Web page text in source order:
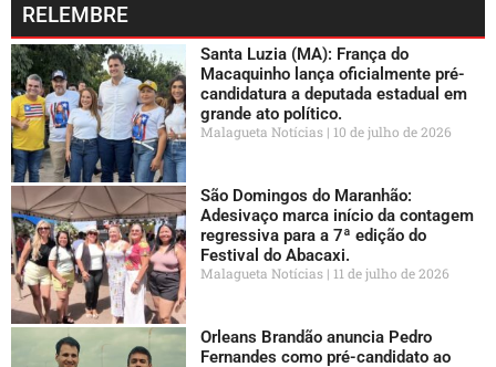
RELEMBRE
Santa Luzia (MA): França do
Macaquinho lança oficialmente pré-
candidatura a deputada estadual em
grande ato político.
Malagueta Notícias 10 de julho de 2026
São Domingos do Maranhão:
Adesivaço marca início da contagem
regressiva para a 7ª edição do
Festival do Abacaxi.
Malagueta Notícias 11 de julho de 2026
Orleans Brandão anuncia Pedro
Fernandes como pré-candidato ao